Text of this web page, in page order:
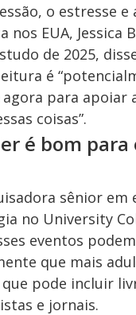
o estresse e
nos EUA, Jessica
de 2025,
é
para apoiar
coisas”.
é bom para
sênior em
no University
eventos
que mais
pode incluir
e jornais.